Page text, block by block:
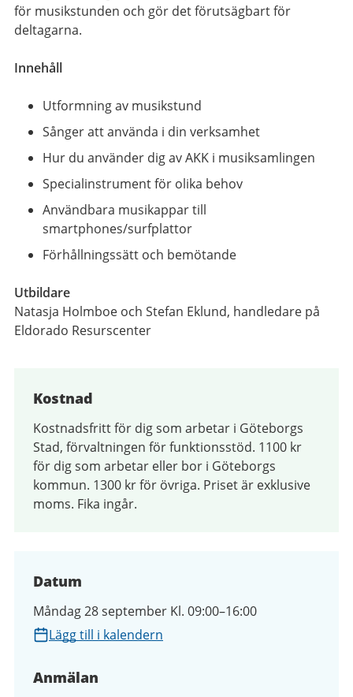
för musikstunden och gör det förutsägbart för
deltagarna.
Innehåll
Utformning av musikstund
Sånger att använda i din verksamhet
Hur du använder dig av AKK i musiksamlingen
Specialinstrument för olika behov
Användbara musikappar till
smartphones/surfplattor
Förhållningssätt och bemötande
Utbildare
Natasja Holmboe och Stefan Eklund, handledare på
Eldorado Resurscenter
Kostnad
Kostnadsfritt för dig som arbetar i Göteborgs
Stad, förvaltningen för funktionsstöd. 1100 kr
för dig som arbetar eller bor i Göteborgs
kommun. 1300 kr för övriga. Priset är exklusive
moms. Fika ingår.
Datum
Måndag 28 september Kl. 09:00–16:00
Lägg till i kalendern
Anmälan